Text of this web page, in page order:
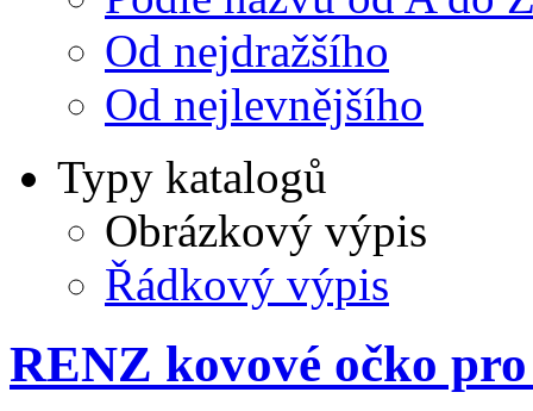
Od nejdražšího
Od nejlevnějšího
Typy katalogů
Obrázkový výpis
Řádkový výpis
RENZ kovové očko